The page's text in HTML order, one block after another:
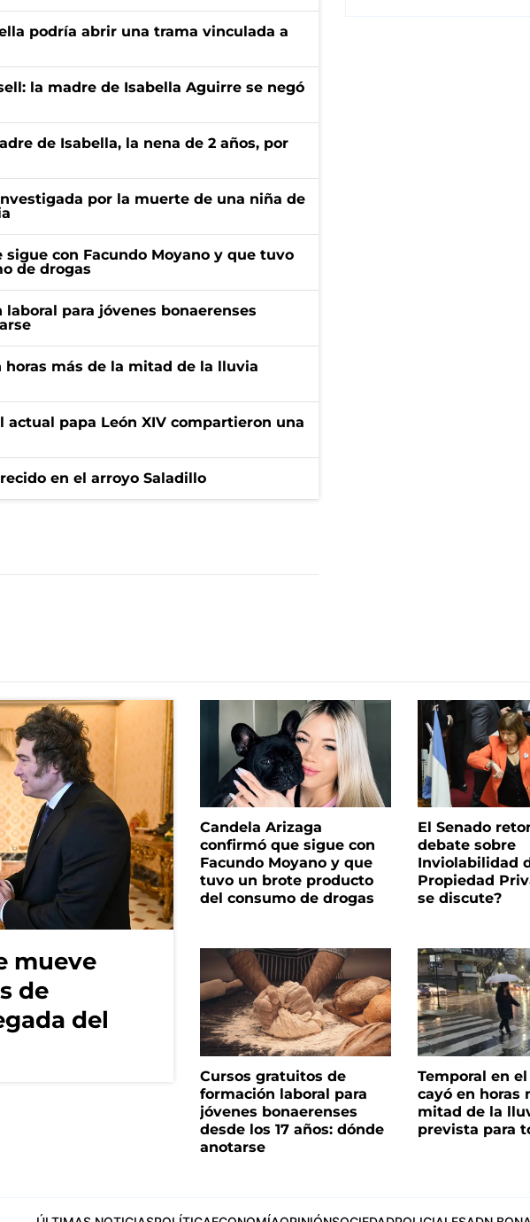
podría abrir una trama vinculada a
la madre de Isabella Aguirre se negó
de Isabella, la nena de 2 años, por
por la muerte de una niña de
con Facundo Moyano y que tuvo
de drogas
para jóvenes bonaerenses
horas más de la mitad de la lluvia
actual papa León XIV compartieron una
en el arroyo Saladillo
mueve
de
del
Candela Arizaga
confirmó que sigue con
Facundo Moyano y que
tuvo un brote producto
del consumo de drogas
El Senado
debate sobre
Inviolabilidad
Propiedad
se discute?
Cursos gratuitos de
formación laboral para
jóvenes bonaerenses
desde los 17 años: dónde
anotarse
Temporal en el
cayó en horas
mitad de la
prevista para